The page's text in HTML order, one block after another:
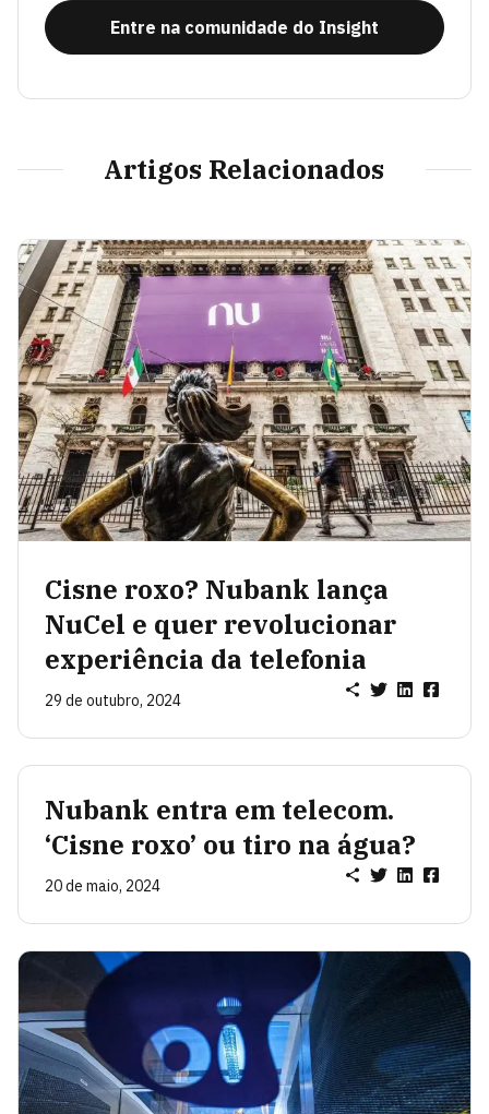
Entre na comunidade do Insight
Artigos Relacionados
Cisne roxo? Nubank lança
NuCel e quer revolucionar
experiência da telefonia
29 de outubro, 2024
Nubank entra em telecom.
‘Cisne roxo’ ou tiro na água?
20 de maio, 2024